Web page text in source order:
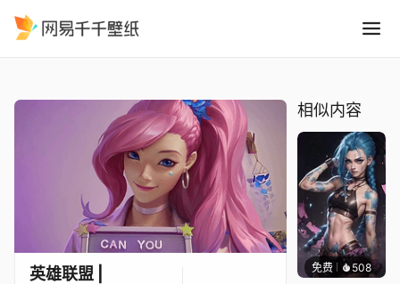
英雄联盟 |
相似内容
免费 508Kyllar